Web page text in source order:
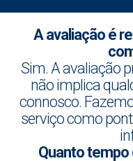
A avaliação é
Sim. A avaliação
não implica
connosco.
serviço como
Quanto